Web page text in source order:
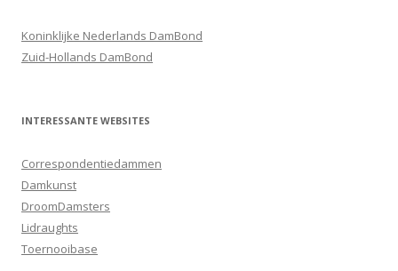
Koninklijke Nederlands DamBond
Zuid-Hollands DamBond
INTERESSANTE WEBSITES
Correspondentiedammen
Damkunst
DroomDamsters
Lidraughts
Toernooibase